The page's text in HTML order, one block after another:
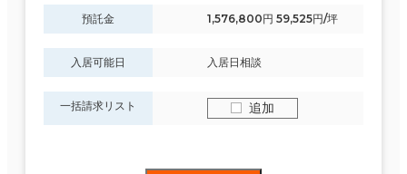
預託金 1,576,800円 59,525円/坪
入居可能日 入居日相談
一括請求リスト 追加